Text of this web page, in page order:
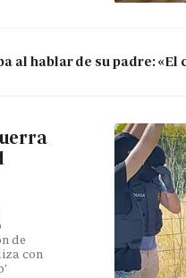
al hablar de su padre: «El
de
con